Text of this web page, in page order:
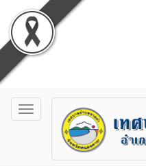
Toggle
navigation